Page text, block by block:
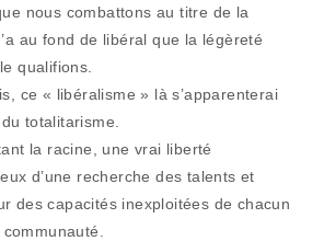
nous combattons au titre de la
au fond de libéral que la légèreté
qualifions.
ce « libéralisme » là s’apparenterai
totalitarisme.
la racine, une vrai liberté
d’une recherche des talents et
des capacités inexploitées de chacun